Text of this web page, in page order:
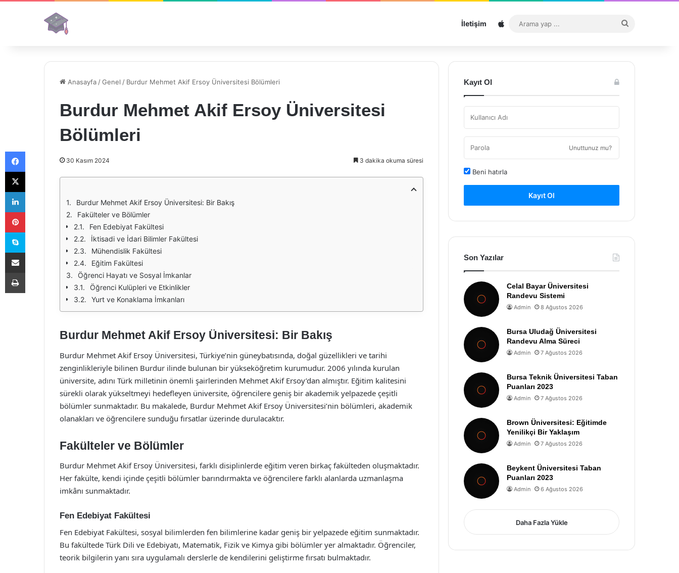
İletişim Sitemap
...
Anasayfa /Genel / Burdur Mehmet Akif Ersoy Üniversitesi Bölümleri
Burdur Mehmet Akif Ersoy Üniversitesi
Bölümleri
30 Kasım 2024 3 dakika okuma süresi
Burdur Mehmet Akif Ersoy Üniversitesi: Bir Bakış
Fakülteler ve Bölümler
Fen Edebiyat Fakültesi
İktisadi ve İdari Bilimler Fakültesi
Mühendislik Fakültesi
Eğitim Fakültesi
Öğrenci Hayatı ve Sosyal İmkanlar
Öğrenci Kulüpleri ve Etkinlikler
Yurt ve Konaklama İmkanları
Burdur Mehmet Akif Ersoy Üniversitesi: Bir Bakış
Burdur Mehmet Akif Ersoy Üniversitesi, Türkiye’nin güneybatısında, doğal güzellikleri ve tarihi
zenginlikleriyle bilinen Burdur ilinde bulunan bir yükseköğretim kurumudur. 2006 yılında kurulan
üniversite, adını Türk milletinin önemli şairlerinden Mehmet Akif Ersoy’dan almıştır. Eğitim kalitesini
sürekli olarak yükseltmeyi hedefleyen üniversite, öğrencilere geniş bir akademik yelpazede çeşitli
bölümler sunmaktadır. Bu makalede, Burdur Mehmet Akif Ersoy Üniversitesi’nin bölümleri, akademik
olanakları ve öğrencilere sunduğu fırsatlar üzerinde durulacaktır.
Fakülteler ve Bölümler
Burdur Mehmet Akif Ersoy Üniversitesi, farklı disiplinlerde eğitim veren birkaç fakülteden oluşmaktadır.
Her fakülte, kendi içinde çeşitli bölümler barındırmakta ve öğrencilere farklı alanlarda uzmanlaşma
imkânı sunmaktadır.
Fen Edebiyat Fakültesi
Fen Edebiyat Fakültesi, sosyal bilimlerden fen bilimlerine kadar geniş bir yelpazede eğitim sunmaktadır.
Bu fakültede Türk Dili ve Edebiyatı, Matematik, Fizik ve Kimya gibi bölümler yer almaktadır. Öğrenciler,
teorik bilgilerin yanı sıra uygulamalı derslerle de kendilerini geliştirme fırsatı bulmaktadır.
Kayıt Ol
Unuttunuz mu?
Beni hatırla
Kayıt Ol
Son Yazılar
Celal Bayar Üniversitesi
Randevu Sistemi
Admin 8 Ağustos 2026
Bursa Uludağ Üniversitesi
Randevu Alma Süreci
Admin 7 Ağustos 2026
Bursa Teknik Üniversitesi Taban
Puanları 2023
Admin 7 Ağustos 2026
Brown Üniversitesi: Eğitimde
Yenilikçi Bir Yaklaşım
Admin 7 Ağustos 2026
Beykent Üniversitesi Taban
Puanları 2023
Admin 6 Ağustos 2026
Daha Fazla Yükle
Facebook
X
LinkedIn
Pinterest
Skype
E-Posta ile paylaş